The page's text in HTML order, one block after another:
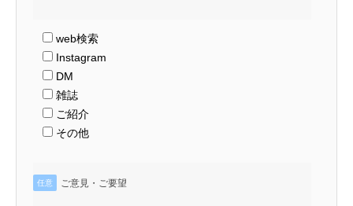
web検索
Instagram
DM
雑誌
ご紹介
その他
任意 ご意見・ご要望